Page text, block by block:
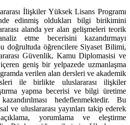
İlişkiler Yüksek Lisans Programı
edinmiş oldukları bilgi birikimini
alanda yer alan gelişmeleri teorik
etme becerisini kazandırmayı
doğrultuda öğrencilere Siyaset Bilimi,
Güvenlik, Kamu Diplomasisi ve
geniş bir yelpazede uzmanlaşma
verilen alan dersleri ve akademik
ile birlikte uluslararası ilişkiler
yapma becerisi ve bilgi üretime
hedeflenmektedir. Bu
ve uluslararası yayınları takip ederek
yorumlama ve eleştirme